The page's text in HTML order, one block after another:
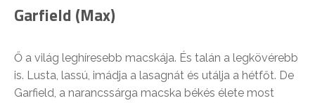
Garfield (Max)
Ő a világ leghíresebb macskája. És talán a legkövérebb
is. Lusta, lassú, imádja a lasagnát és utálja a hétfőt. De
Garfield, a narancssárga macska békés élete most